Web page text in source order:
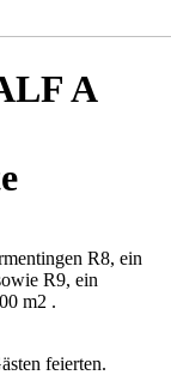
A
R8, ein
R9, ein
m2 .
feierten.